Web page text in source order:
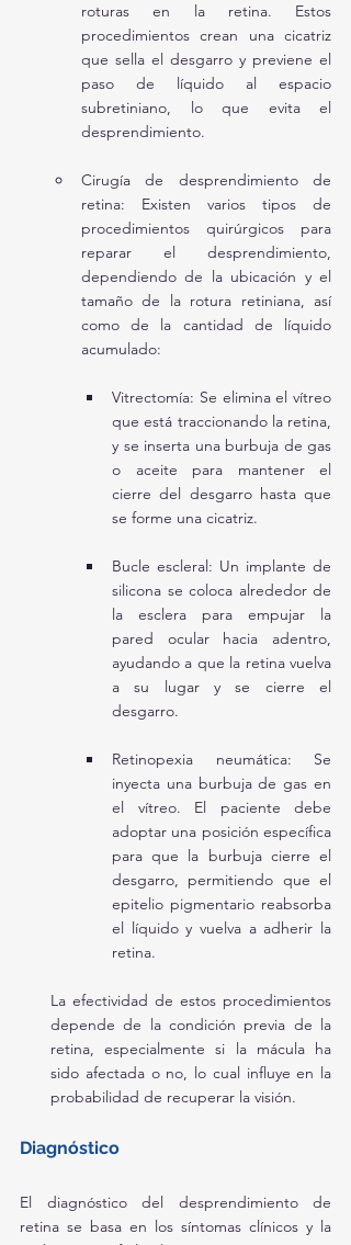
roturas en la retina. Estos
procedimientos crean una cicatriz
que sella el desgarro y previene el
paso de líquido al espacio
subretiniano, lo que evita el
desprendimiento.
Cirugía de desprendimiento de
retina: Existen varios tipos de
procedimientos quirúrgicos para
reparar el desprendimiento,
dependiendo de la ubicación y el
tamaño de la rotura retiniana, así
como de la cantidad de líquido
acumulado:
Vitrectomía: Se elimina el vítreo
que está traccionando la retina,
y se inserta una burbuja de gas
o aceite para mantener el
cierre del desgarro hasta que
se forme una cicatriz.
Bucle escleral: Un implante de
silicona se coloca alrededor de
la esclera para empujar la
pared ocular hacia adentro,
ayudando a que la retina vuelva
a su lugar y se cierre el
desgarro.
Retinopexia neumática: Se
inyecta una burbuja de gas en
el vítreo. El paciente debe
adoptar una posición específica
para que la burbuja cierre el
desgarro, permitiendo que el
epitelio pigmentario reabsorba
el líquido y vuelva a adherir la
retina.
La efectividad de estos procedimientos
depende de la condición previa de la
retina, especialmente si la mácula ha
sido afectada o no, lo cual influye en la
probabilidad de recuperar la visión.
Diagnóstico
El diagnóstico del desprendimiento de
retina se basa en los síntomas clínicos y la